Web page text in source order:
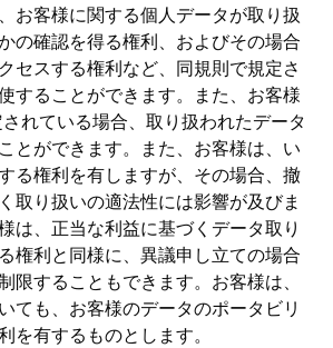
お客様に関する個人データが取り扱
の確認を得る権利、およびその場合
セスする権利など、同規則で規定さ
することができます。また、お客様
れている場合、取り扱われたデータ
とができます。また、お客様は、い
る権利を有しますが、その場合、撤
取り扱いの適法性には影響が及びま
は、正当な利益に基づくデータ取り
権利と同様に、異議申し立ての場合
限することもできます。お客様は、
ても、お客様のデータのポータビリ
を有するものとします。